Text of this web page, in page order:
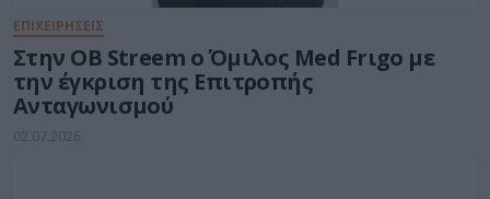
ΕΠΙΧΕΙΡΗΣΕΙΣ
Στην OB Streem ο Όμιλος Med Frιgo με
την έγκριση της Επιτροπής
Ανταγωνισμού
02.07.2026